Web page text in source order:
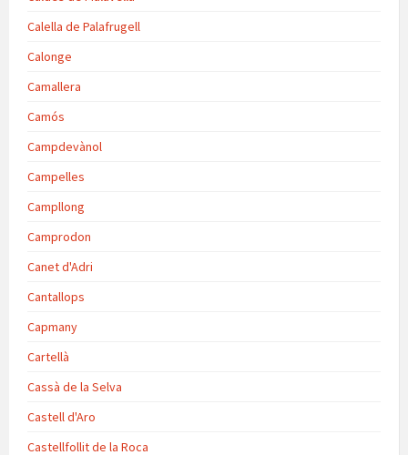
Calella de Palafrugell
Calonge
Camallera
Camós
Campdevànol
Campelles
Campllong
Camprodon
Canet d'Adri
Cantallops
Capmany
Cartellà
Cassà de la Selva
Castell d'Aro
Castellfollit de la Roca